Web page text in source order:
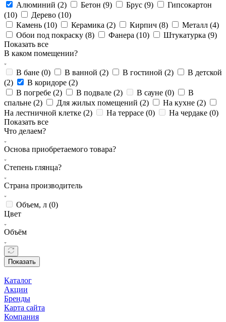
Алюминий (2) Бетон (9) Брус (9)
Гипсокартон
(10) Дерево (10)
Камень (10) Керамика (2) Кирпич (8) Металл (4)
Обои под покраску (8) Фанера (10) Штукатурка (9)
Показать все
В каком помещении?
В бане (0) В ванной (2) В гостиной (2)
В детской
(2) В коридоре (2)
В погребе (2) В подвале (2) В сауне (0)
В
спальне (2) Для жилых помещений (2) На кухне (2)
На лестничной клетке (2) На террасе (0) На чердаке (0)
Показать все
Что делаем?
Основа приобретаемого товара?
Степень глянца?
Страна производитель
Объем, л (0)
Цвет
Объём
Показать
Каталог
Акции
Бренды
Карта сайта
Компания